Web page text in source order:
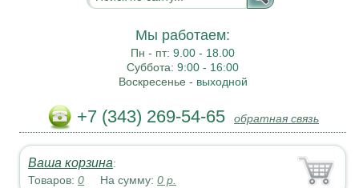
Мы работаем:
Пн - пт:9.00 - 18.00
Суббота:9:00 - 16:00
Воскресенье - выходной
+7 (343) 269-54-65 обратная связь
Ваша корзина:
Товаров:0 На сумму:0 р.